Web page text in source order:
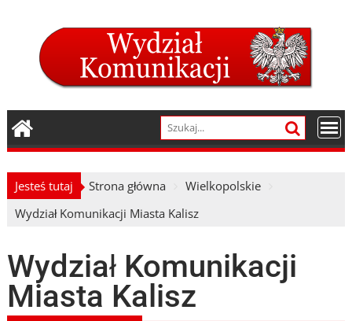
Jesteś tutaj Strona główna
Wielkopolskie
Wydział Komunikacji Miasta Kalisz
Wydział Komunikacji
Miasta Kalisz